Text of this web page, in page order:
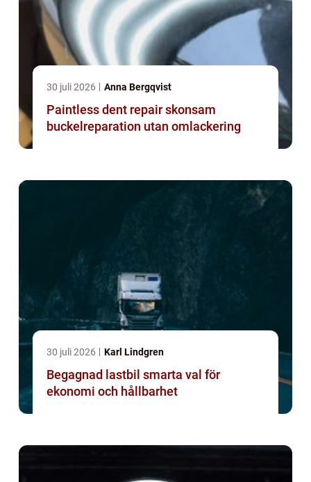
30 juli 2026 Anna Bergqvist
Paintless dent repair skonsam
buckelreparation utan omlackering
30 juli 2026 Karl Lindgren
Begagnad lastbil smarta val för
ekonomi och hållbarhet